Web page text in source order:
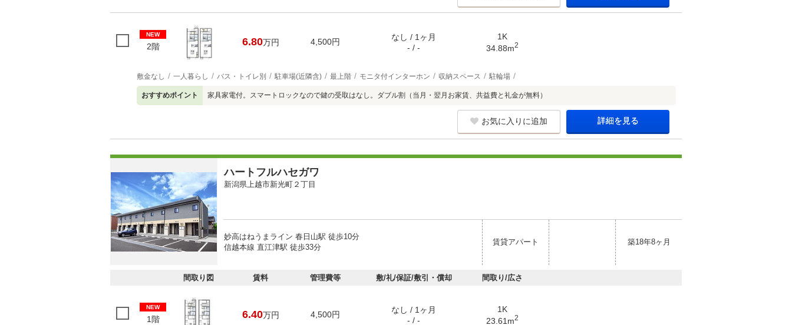
NEW
2階 6.80万円 4,500円
なし / 1ヶ月
- / -
1K
34.88m2
敷金なし 一人暮らし バス・トイレ別 駐車場(近隣含) 最上階 モニタ付インターホン 収納スペース 駐輪場
おすすめポイント 家具家電付。スマートロックなので鍵の受取はなし。ダブル割（当月・翌月お家賃、共益費と礼金が無料）
お気に入りに追加 詳細を見る
ハートフルハセガワ
新潟県上越市新光町２丁目
妙高はねうまライン 春日山駅 徒歩10分
信越本線 直江津駅 徒歩33分
賃貸アパート 築18年8ヶ月
間取り図 賃料 管理費等 敷/礼/保証/敷引・償却 間取り/広さ
NEW
1階 6.40万円 4,500円
なし / 1ヶ月
- / -
1K
23.61m2